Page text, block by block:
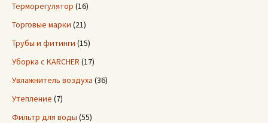
Терморегулятор (16)
Торговые марки (21)
Трубы и фитинги (15)
Уборка с KARCHER (17)
Увлажнитель воздуха (36)
Утепление (7)
Фильтр для воды (55)